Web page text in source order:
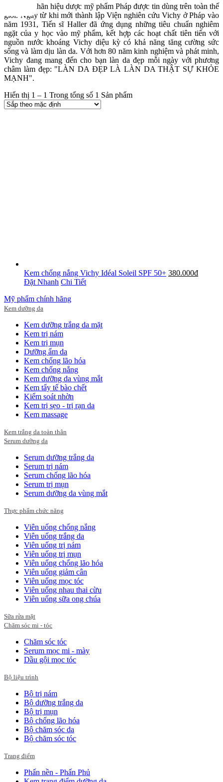
Vichy là nhãn hiệu dược mỹ phẩm Pháp được tin dùng trên toàn thế
giới. Ngay từ khi mới thành lập Viện nghiên cứu Vichy ở Pháp vào
năm 1931, Tiến sĩ Haller đã ứng dụng những tiêu chuẩn nghiêm
ngặt của y học vào mỹ phẩm, kết hợp các hoạt chất tiên tiến với
nguồn nước khoáng Vichy diệu kỳ có khả năng tăng cường sức
sống và làm dịu làn da. Với hơn 80 năm kinh nghiệm và phát minh,
Vichy đang mang đến cho bạn làn da đẹp mỗi ngày với phương
châm làm đẹp: "LÀN DA ĐẸP LÀ LÀN DA THẬT SỰ KHỎE
MẠNH".
Hiển thị 1 – 1 Trong tổng số 1 Sản phẩm
Kem chống nắng Vichy Idéal Soleil SPF 50+ 380.000đ
Đặt Nhanh Chi Tiết
Mỹ phẩm chính hãng
Kem dưỡng da
Kem dưỡng trắng da mặt
Kem trị nám
Kem trị mụn
Dưỡng ẩm da
Kem chống lão hóa
Kem chống nắng
Kem dưỡng da vùng mắt
Kem tẩy tế bào chết
Kiểm soát nhờn
Kem trị sẹo - trị rạn da
Kem massage
Kem trắng da toàn thân
Serum dưỡng da
Serum dưỡng trắng da
Serum trị nám
Serum chống lão hóa
Serum trị mụn
Serum dưỡng da vùng mắt
Thực phẩm chức năng
Viên uống chống nắng
Viên uống trắng da
Viên uống trị nám
Viên uống trị mụn
Viên uống chống lão hóa
Viên uống giảm cân
Viên uống mọc tóc
Viên uống nhau thai cừu
Viên uống sữa ong chúa
Sữa rửa mặt
Chăm sóc mi - tóc
Chăm sóc tóc
Serum mọc mi - mày
Dầu gội mọc tóc
Bộ liệu trình
Bộ trị nám
Bộ dưỡng trắng da
Bộ trị mụn
Bộ chống lão hóa
Bộ chăm sóc da
Bộ chăm sóc tóc
Trang điểm
Phấn nền - Phấn Phủ